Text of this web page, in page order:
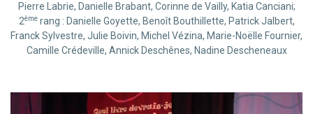
Pierre Labrie, Danielle Brabant, Corinne de Vailly, Katia Canciani;
2èmerang : Danielle Goyette, Benoît Bouthillette, Patrick Jalbert,
Franck Sylvestre, Julie Boivin, Michel Vézina, Marie-Noëlle Fournier,
Camille Crédeville, Annick Deschênes, Nadine Descheneaux